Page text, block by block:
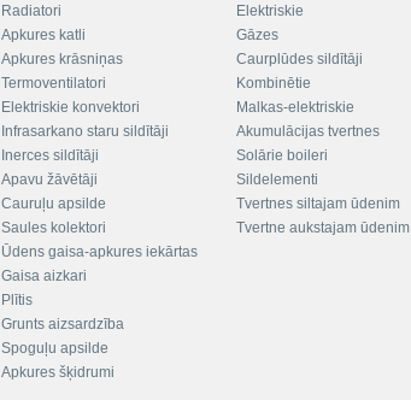
Radiatori
Apkures katli
Apkures krāsniņas
Termoventilatori
Elektriskie konvektori
Infrasarkano staru sildītāji
Inerces sildītāji
Apavu žāvētāji
Cauruļu apsilde
Saules kolektori
Ūdens gaisa-apkures iekārtas
Gaisa aizkari
Plītis
Grunts aizsardzība
Spoguļu apsilde
Apkures šķidrumi
Elektriskie
Gāzes
Caurplūdes sildītāji
Kombinētie
Malkas-elektriskie
Akumulācijas tvertnes
Solārie boileri
Sildelementi
Tvertnes siltajam ūdenim
Tvertne aukstajam ūdenim